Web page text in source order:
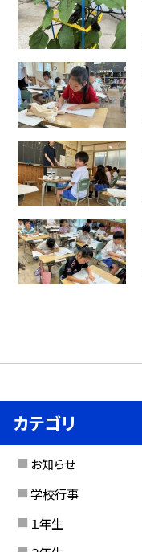
カテゴリ
お知らせ
学校行事
１年生